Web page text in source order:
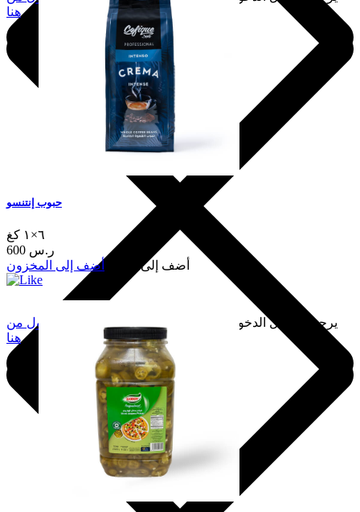
هنا
حبوب إنتنسو
٦×١ كغ
600 ر.س
أضف إلى السلة
أضف إلى المخزون
يرجى تسجيل الدخول لإضافة هذا إلى المفضلة.
سجّل الدخول من
هنا